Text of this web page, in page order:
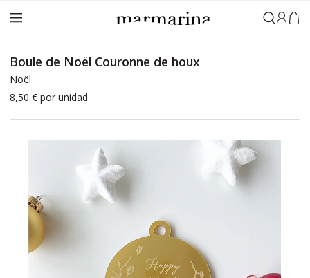
Boule de Noël Couronne de houx
Noël
8,50 € por unidad